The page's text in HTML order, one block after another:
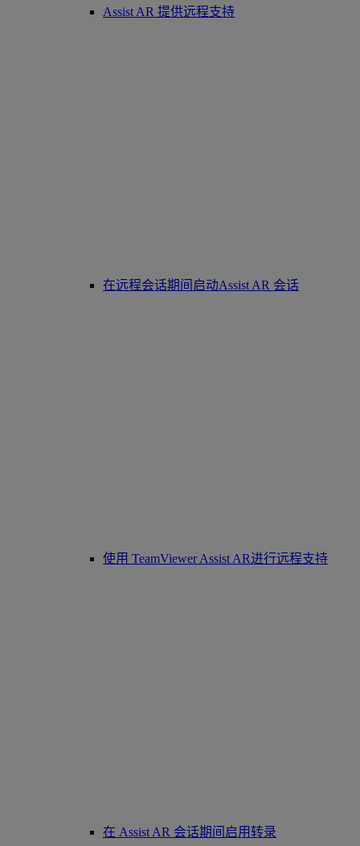
Assist AR 提供远程支持
在远程会话期间启动Assist AR 会话
使用 TeamViewer Assist AR进行远程支持
在 Assist AR 会话期间启用转录